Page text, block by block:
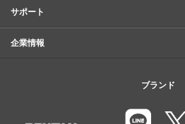
サポート
企業情報
ブランド